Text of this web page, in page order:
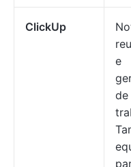
ClickUp
e